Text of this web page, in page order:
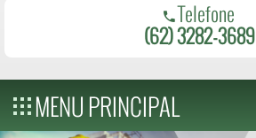
Telefone
(62) 3282-3689
MENU PRINCIPAL